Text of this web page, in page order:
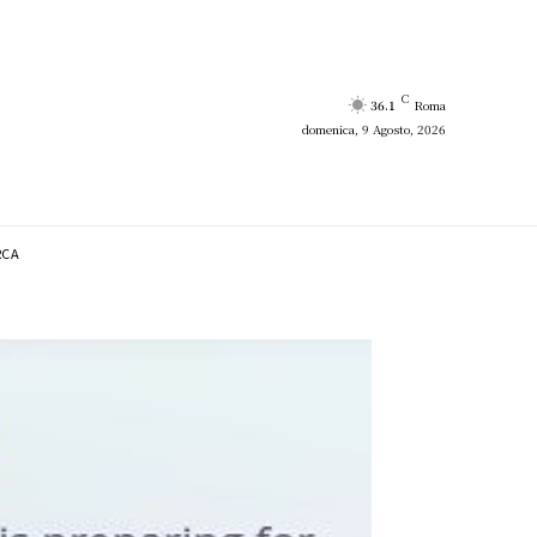
36.1 C Roma
domenica, 9 Agosto, 2026